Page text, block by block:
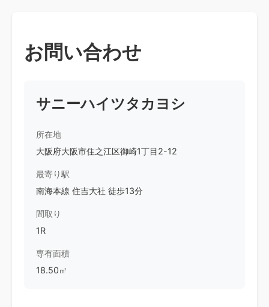
お問い合わせ
サニーハイツタカヨシ
所在地
大阪府大阪市住之江区御崎1丁目2-12
最寄り駅
南海本線 住吉大社 徒歩13分
間取り
1R
専有面積
18.50㎡